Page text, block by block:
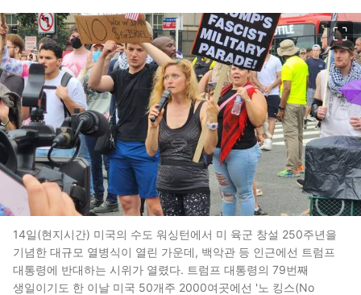
14일(현지시간) 미국의 수도 워싱턴에서 미 육군 창설 250주년을
기념한 대규모 열병식이 열린 가운데, 백악관 등 인근에선 트럼프
대통령에 반대하는 시위가 열렸다. 트럼프 대통령의 79번째
생일이기도 한 이날 미국 50개주 2000여곳에선 '노 킹스(No